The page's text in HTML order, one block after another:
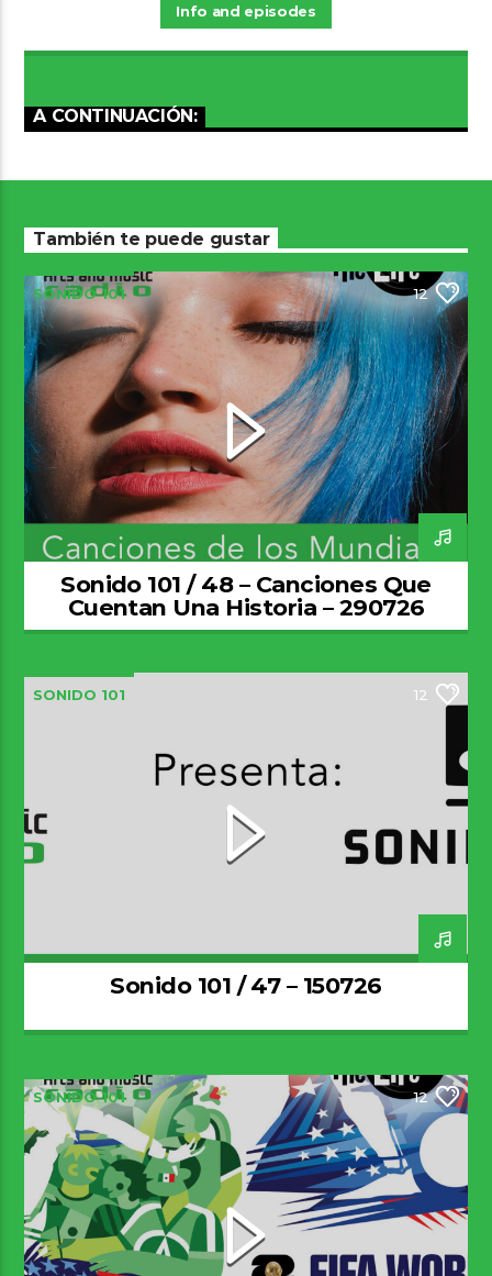
Info and episodes
A CONTINUACIÓN:
También te puede gustar
SONIDO 101 12
Sonido 101 / 48 – Canciones Que
Cuentan Una Historia – 290726
SONIDO 101 12
Sonido 101 / 47 – 150726
SONIDO 101 12